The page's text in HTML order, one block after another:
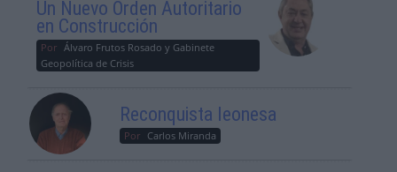
Un Nuevo Orden Autoritario
en Construcción
Por Álvaro Frutos Rosado y Gabinete
Geopolítica de Crisis
Reconquista leonesa
Por Carlos Miranda